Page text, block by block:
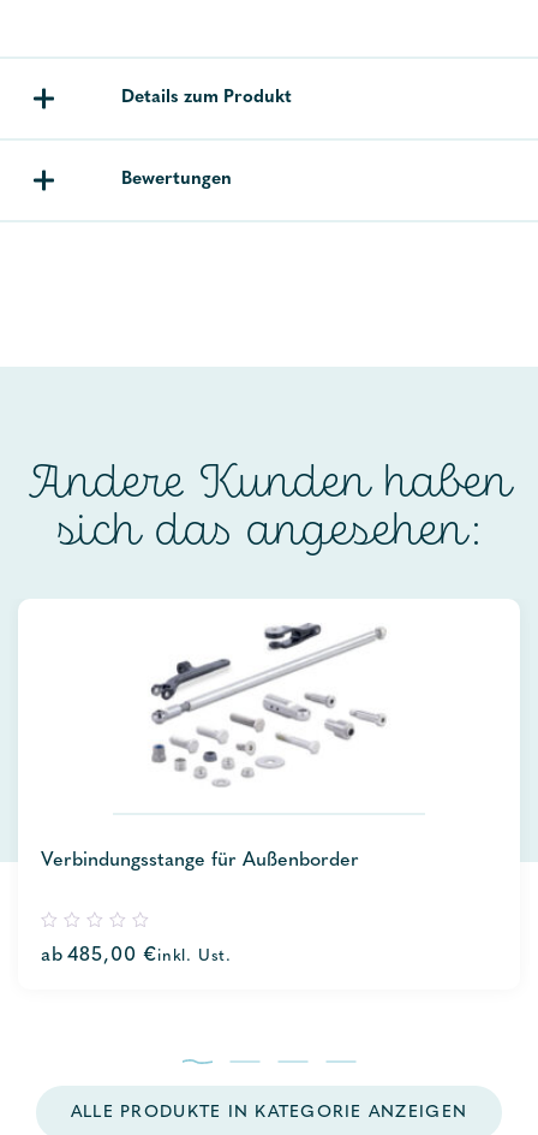
Details zum Produkt
Bewertungen
Andere Kunden haben
sich das angesehen:
Verbindungsstange für Außenborder
out
ab 485,00€inkl. Ust.
ALLE PRODUKTE IN KATEGORIE ANZEIGEN